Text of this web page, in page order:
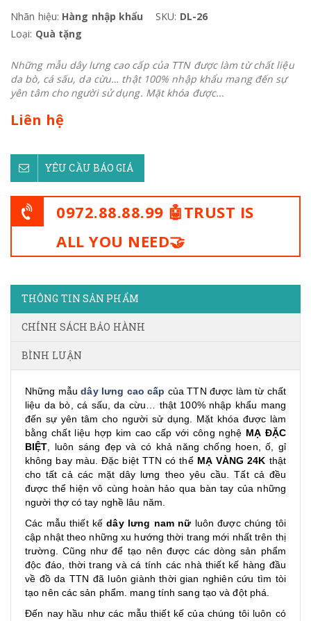
Nhãn hiệu: Hàng nhập khẩu SKU: DL-26
Loại: Quà tặng
Những mẫu dây lưng cao cấp của TTN được làm từ chất liệu
da bò, cá sấu, da cừu… thật 100% nhập khẩu mang đến sự
yên tâm cho người sử dụng. Mặt khóa được...
Liên hệ
YÊU CẦU BÁO GIÁ
0972.88.88.99 🤖TRUST IS
ALL YOU NEED🤝
THÔNG TIN SẢN PHẨM
CHÍNH SÁCH BẢO HÀNH
BÌNH LUẬN
Những mẫu dây lưng cao cấp của TTN được làm từ chất
liệu da bò, cá sấu, da cừu… thật 100% nhập khẩu mang
đến sự yên tâm cho người sử dụng. Mặt khóa được làm
bằng chất liệu hợp kim cao cấp với công nghệ MẠ ĐẶC
BIỆT , luôn sáng đẹp và có khả năng chống hoen, ố, gỉ
không bay màu. Đặc biệt TTN có thể MẠ VÀNG 24K thật
cho tất cả các mặt dây lưng theo yêu cầu. Tất cả đều
được thể hiện vô cùng hoàn hảo qua bàn tay của những
người thợ có tay nghề lâu năm.
Các mẫu thiết kếdây lưng nam nữ luôn được chúng tôi
cập nhật theo những xu hướng thời trang mới nhất trên thị
trường. Cũng như để tạo nên được các dòng sản phẩm
độc đáo, thời trang và cá tính các nhà thiết kế hàng đầu
về đồ da TTN đã luôn giành thời gian nghiên cứu tìm tòi
tạo nên các sản phẩm. mang tính sang tạo và đột phá.
Đến nay hầu như các mẫu thiết kế của chúng tôi luôn có